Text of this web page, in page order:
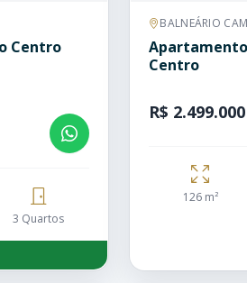
Centro
3 Quartos
BALNEÁRIO
Centro
R$ 2.499.000
126 m²